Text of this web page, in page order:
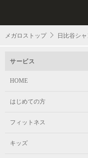
メガロストップ 日比谷シ
サービス
HOME
はじめての方
フィットネス
キッズ